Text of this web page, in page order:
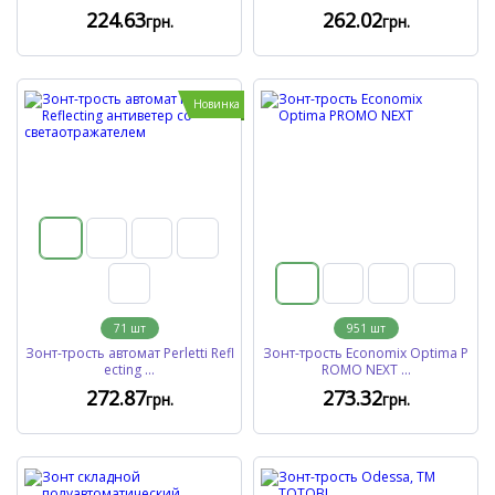
224.63грн. 262.02грн.
Новинка
71 шт
Зонт-трость автомат Perletti Refl
ecting ...
272.87грн.
951 шт
Зонт-трость Economix Optima P
ROMO NEXT ...
273.32грн.